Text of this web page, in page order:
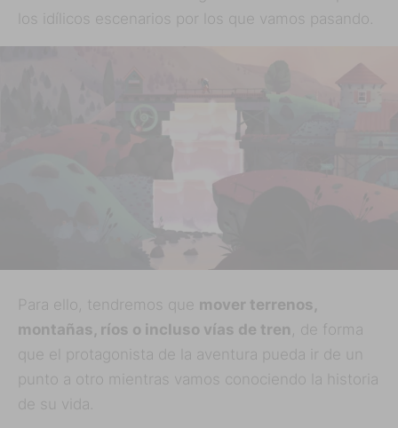
los idílicos escenarios por los que vamos pasando.
Para ello, tendremos que mover terrenos,
montañas, ríos o incluso vías de tren , de forma
que el protagonista de la aventura pueda ir de un
punto a otro mientras vamos conociendo la historia
de su vida.